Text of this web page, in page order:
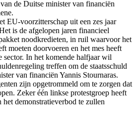
de Duitse minister van financiën
EU-voorzitterschap uit een zes jaar
is de afgelopen jaren financieel
noodkredieten, in ruil waarvoor het
moeten doorvoeren en het mes heeft
sector. In het komende halfjaar wil
treffen om de staatsschuld
van financiën Yannis Stournaras.
zijn opgetrommeld om te zorgen dat
Zeker één linkse protestgroep heeft
demonstratieverbod te zullen